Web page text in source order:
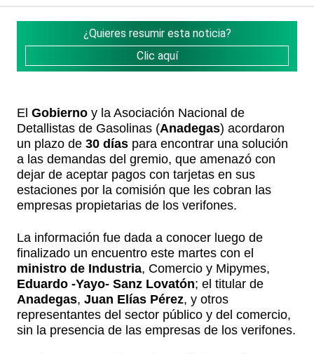
¿Quieres resumir esta noticia?
Clic aquí
El Gobierno y la Asociación Nacional de
Detallistas de Gasolinas (Anadegas) acordaron
un plazo de 30 días para encontrar una solución
a las demandas del gremio, que amenazó con
dejar de aceptar pagos con tarjetas en sus
estaciones por la comisión que les cobran las
empresas propietarias de los verifones.
La información fue dada a conocer luego de
finalizado un encuentro este martes con el
ministro de Industria, Comercio y Mipymes,
Eduardo -Yayo- Sanz Lovatón; el titular de
Anadegas, Juan Elías Pérez, y otros
representantes del sector público y del comercio,
sin la presencia de las empresas de los verifones.